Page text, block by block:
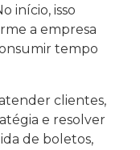
início, isso
a empresa
tempo
clientes,
e resolver
de boletos,